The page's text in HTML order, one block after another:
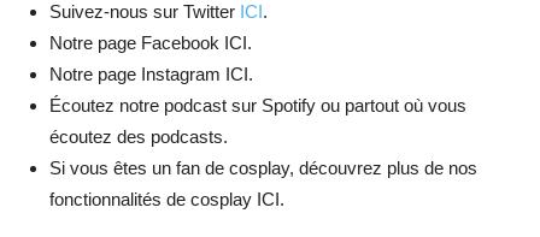
Suivez-nous sur Twitter ICI.
Notre page Facebook ICI.
Notre page Instagram ICI.
Écoutez notre podcast sur Spotify ou partout où vous
écoutez des podcasts.
Si vous êtes un fan de cosplay, découvrez plus de nos
fonctionnalités de cosplay ICI.